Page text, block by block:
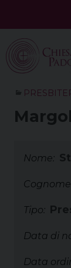
Nome:
Tipo:
Data di
Data